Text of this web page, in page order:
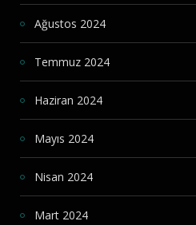
Ağustos 2024
Temmuz 2024
Haziran 2024
Mayıs 2024
Nisan 2024
Mart 2024